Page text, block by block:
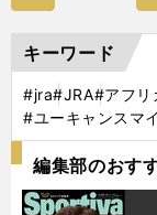
キーワード
#jra#JRA#アフリ
#ユーキャンスマ
編集部のおす